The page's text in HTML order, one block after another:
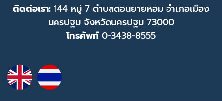
ติดต่อเรา: 144 หมู่ 7 ตำบลดอนยายหอม อำเภอเมือง
นครปฐม จังหวัดนครปฐม 73000
โทรศัพท์ 0-3438-8555